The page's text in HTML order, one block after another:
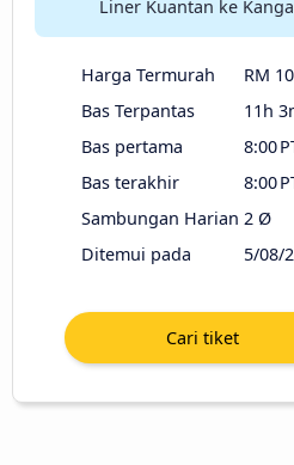
Liner Kuantan ke
Harga Termurah
RM
Bas Terpantas
11h
Bas pertama
8:00
Bas terakhir
8:00
Sambungan Harian 2 Ø
Ditemui pada
5/08/